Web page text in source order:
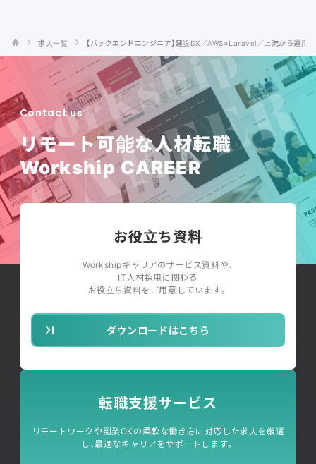
求人一覧 【バックエンドエンジニア】建設DX／AWS×Laravel／上流から運用
Contact us
リモート可能な人材転職
Workship CAREER
お役立ち資料
Workshipキャリアのサービス資料や、
IT人材採用に関わる
お役立ち資料をご用意しています。
ダウンロードはこちら
転職支援サービス
リモートワークや副業OKの柔軟な働き方に対応した求人を厳選
し、最適なキャリアをサポートします。